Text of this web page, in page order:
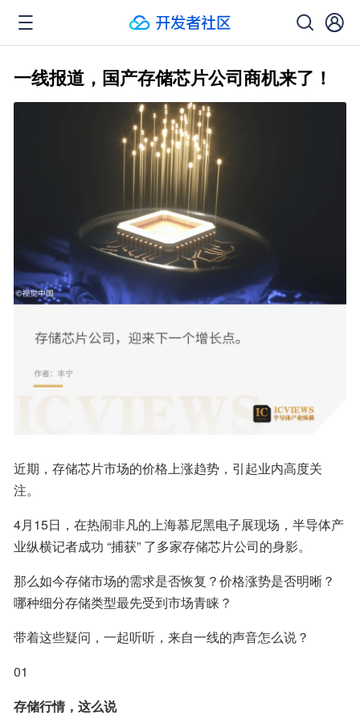
一线报道，国产存储芯片公司商机来了！
近期，存储芯片市场的价格上涨趋势，引起业内高度关
注。
4月15日，在热闹非凡的上海慕尼黑电子展现场，半导体产
业纵横记者成功 “捕获” 了多家存储芯片公司的身影。
那么如今存储市场的需求是否恢复？价格涨势是否明晰？
哪种细分存储类型最先受到市场青睐？
带着这些疑问，一起听听，来自一线的声音怎么说？
01
存储行情，这么说